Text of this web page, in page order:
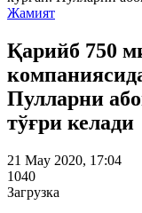
Жамият
Қарийб 750
Пулларни
тўғри келади
21 May 2020, 17:04
1040
Загрузка